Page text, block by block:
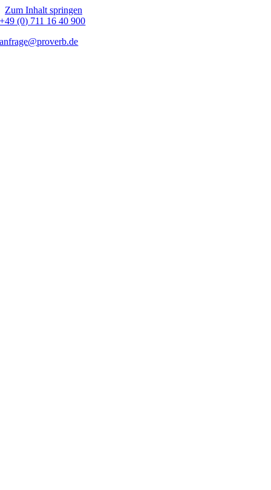
Zum Inhalt springen
+49 (0) 711 16 40 900
anfrage@proverb.de